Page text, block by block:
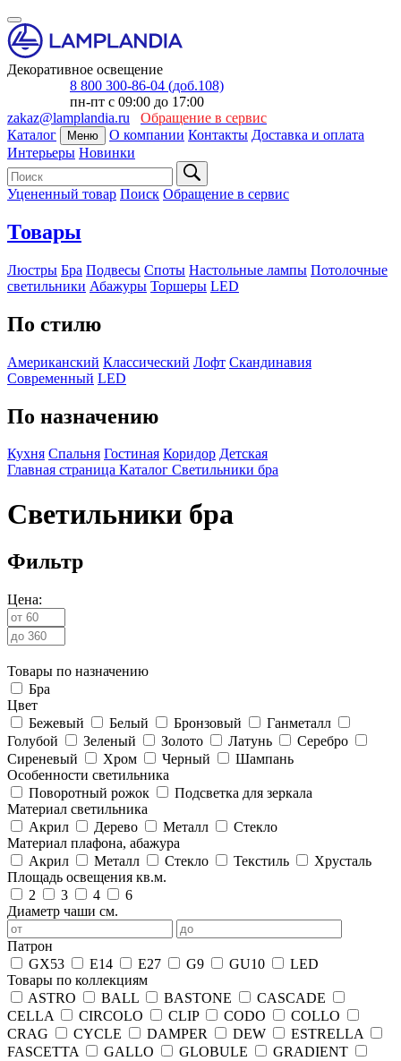
Декоративное освещение
8 800 300-86-04 (доб.108)
пн-пт с 09:00 до 17:00
zakaz@lamplandia.ru
Обращение в сервис
Каталог
Меню О компании Контакты Доставка и оплата
Интерьеры Новинки
Уцененный товар Поиск Обращение в сервис
Товары
Люстры Бра Подвесы Споты Настольные лампы Потолочные
светильники Абажуры Торшеры LED
По стилю
Американский Классический Лофт Скандинавия
Современный LED
По назначению
Кухня Спальня Гостиная Коридор Детская
Главная страница Каталог Светильники бра
Светильники бра
Фильтр
Цена:
Товары по назначению
Бра
Цвет
Бежевый
Белый Бронзовый
Ганметалл
Голубой
Зеленый Золото Латунь
Серебро
Сиреневый
Хром Черный
Шампань
Особенности светильника
Поворотный рожок
Подсветка для зеркала
Материал светильника
Акрил
Дерево Металл
Стекло
Материал плафона, абажура
Акрил
Металл Стекло Текстиль
Хрусталь
Площадь освещения кв.м.
2
3 4
6
Диаметр чаши см.
Патрон
GX53
E14 E27 G9 GU10
LED
Товары по коллекциям
ASTRO
BALL BASTONE
CASCADE
CELLA
CIRCOLO CLIP CODO
COLLO
CRAG
CYCLE DAMPER DEW
ESTRELLA
FASCETTA
GALLO GLOBULE
GRADIENT